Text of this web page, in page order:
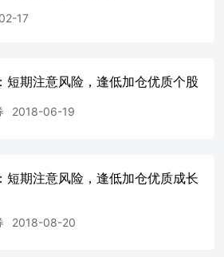
17
短期注意风险，逢低加仓优质个股
2018-06-19
短期注意风险，逢低加仓优质成长
2018-08-20